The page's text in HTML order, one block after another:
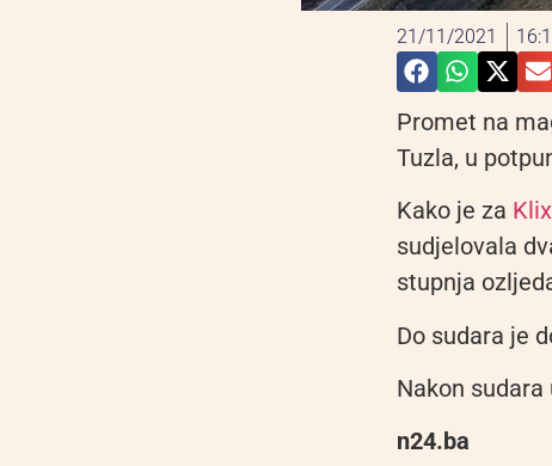
21/11/2021
Promet na
Tuzla, u
Kako je za
sudjelovala
stupnja
Do sudara je
Nakon
n24.ba